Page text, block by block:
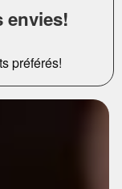
envies!
préférés!